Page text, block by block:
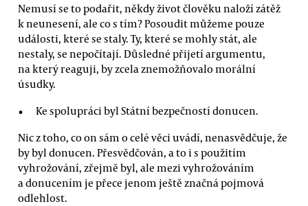
Nemusí se to podařit, někdy život člověku naloží zátěž
k neunesení, ale co s tím? Posoudit můžeme pouze
události, které se staly. Ty, které se mohly stát, ale
nestaly, se nepočítají. Důsledné přijetí argumentu,
na který reaguji, by zcela znemožňovalo morální
úsudky.
Ke spolupráci byl Státní bezpečností donucen.
Nic z toho, co on sám o celé věci uvádí, nenasvědčuje, že
by byl donucen. Přesvědčován, a to i s použitím
vyhrožování, zřejmě byl, ale mezi vyhrožováním
a donucením je přece jenom ještě značná pojmová
odlehlost.